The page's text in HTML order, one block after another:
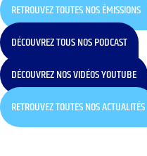
RETROUVEZ TOUTES NOS ÉMISSIONS
DÉCOUVREZ TOUS NOS PODCAST
DÉCOUVREZ NOS VIDÉOS YOUTUBE
RETROUVEZ TOUTES NOS ACTUALITÉS